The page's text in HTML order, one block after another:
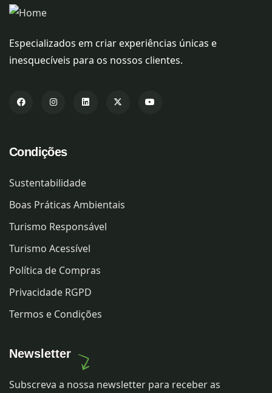
Especializados em criar experiências únicas e
inesquecíveis para os nossos clientes.
Condições
Sustentabilidade
Boas Práticas Ambientais
Turismo Responsável
Turismo Acessível
Política de Compras
Privacidade RGPD
Termos e Condições
Newsletter
Subscreva a nossa newsletter para receber as